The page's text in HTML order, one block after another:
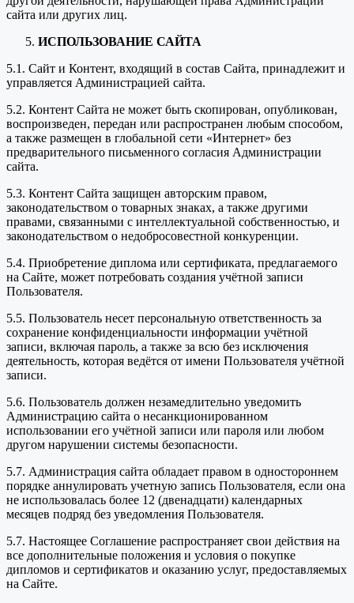
сайта или других лиц.
ИСПОЛЬЗОВАНИЕ САЙТА
5.1. Сайт и Контент, входящий в состав Сайта, принадлежит и
управляется Администрацией сайта.
5.2. Контент Сайта не может быть скопирован, опубликован,
воспроизведен, передан или распространен любым способом,
а также размещен в глобальной сети «Интернет» без
предварительного письменного согласия Администрации
сайта.
5.3. Контент Сайта защищен авторским правом,
законодательством о товарных знаках, а также другими
правами, связанными с интеллектуальной собственностью, и
законодательством о недобросовестной конкуренции.
5.4. Приобретение диплома или сертификата, предлагаемого
на Сайте, может потребовать создания учётной записи
Пользователя.
5.5. Пользователь несет персональную ответственность за
сохранение конфиденциальности информации учётной
записи, включая пароль, а также за всю без исключения
деятельность, которая ведётся от имени Пользователя учётной
записи.
5.6. Пользователь должен незамедлительно уведомить
Администрацию сайта о несанкционированном
использовании его учётной записи или пароля или любом
другом нарушении системы безопасности.
5.7. Администрация сайта обладает правом в одностороннем
порядке аннулировать учетную запись Пользователя, если она
не использовалась более 12 (двенадцати) календарных
месяцев подряд без уведомления Пользователя.
5.7. Настоящее Соглашение распространяет свои действия на
все дополнительные положения и условия о покупке
дипломов и сертификатов и оказанию услуг, предоставляемых
на Сайте.